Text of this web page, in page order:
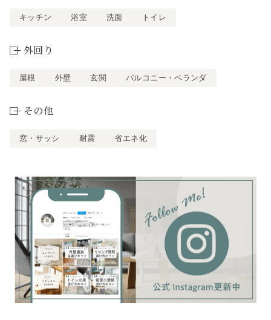
キッチン 浴室 洗面 トイレ
外回り
屋根 外壁 玄関 バルコニー・ベランダ
その他
窓・サッシ 耐震 省エネ化